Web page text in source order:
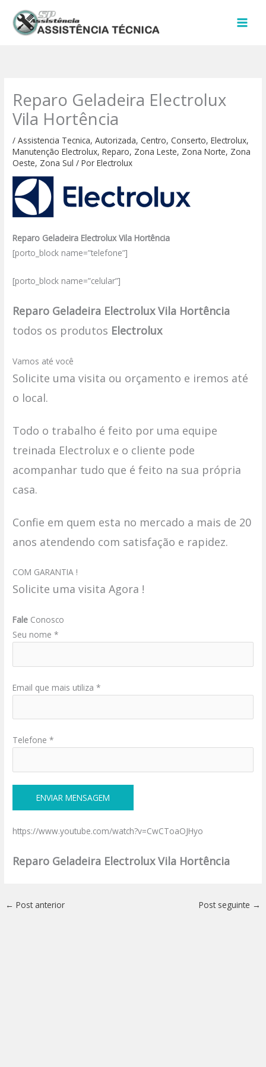
para
Reparo Geladeira Electrolux
Vila Hortência
/Assistencia Tecnica,Autorizada,Centro,Conserto,Electrolux,
Manutenção Electrolux,Reparo, Zona Leste, Zona Norte, Zona
Oeste, Zona Sul / PorElectrolux
Reparo Geladeira Electrolux Vila Hortência
[porto_block name=”telefone”]
[porto_block name=”celular”]
Reparo Geladeira Electrolux Vila Hortência
todos os produtos Electrolux
Vamos até você
Solicite uma visita ou orçamento e iremos até
o local.
Todo o trabalho é feito por uma equipe
treinada Electrolux e o cliente pode
acompanhar tudo que é feito na sua própria
casa.
Confie em quem esta no mercado a mais de 20
anos atendendo com satisfação e rapidez.
COM GARANTIA !
Solicite uma visita Agora !
Fale Conosco
Seu nome *
Email que mais utiliza *
Telefone *
https://www.youtube.com/watch?v=CwCToaOJHyo
Reparo Geladeira Electrolux Vila Hortência
← Post anterior Post seguinte →